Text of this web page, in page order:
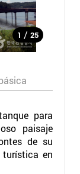
1 / 25
para
paisaje
de su
turística en